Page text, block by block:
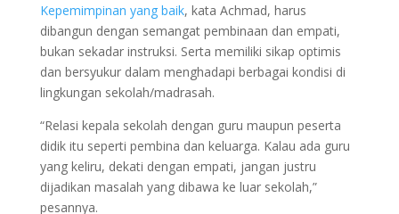
Kepemimpinan yang baik, kata Achmad, harus
dibangun dengan semangat pembinaan dan empati,
bukan sekadar instruksi. Serta memiliki sikap optimis
dan bersyukur dalam menghadapi berbagai kondisi di
lingkungan sekolah/madrasah.
“Relasi kepala sekolah dengan guru maupun peserta
didik itu seperti pembina dan keluarga. Kalau ada guru
yang keliru, dekati dengan empati, jangan justru
dijadikan masalah yang dibawa ke luar sekolah,”
pesannya.